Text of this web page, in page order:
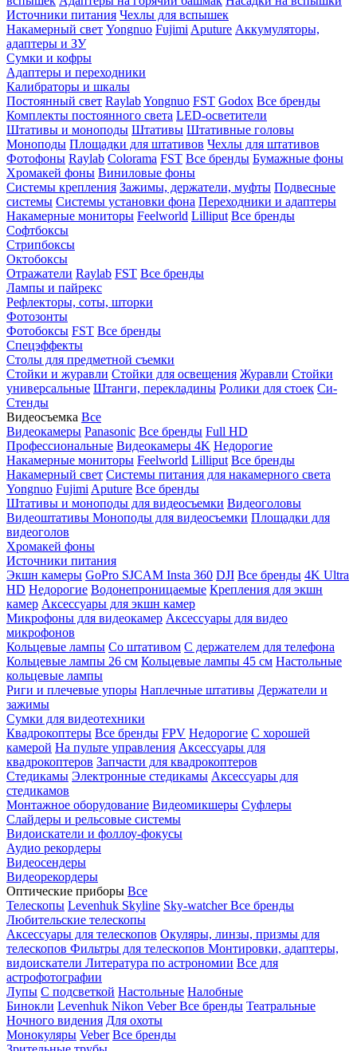
Источники питания Чехлы для вспышек
Накамерный свет Yongnuo Fujimi Aputure Аккумуляторы,
адаптеры и ЗУ
Сумки и кофры
Адаптеры и переходники
Калибраторы и шкалы
Постоянный свет RaylabYongnuo FST Godox Все бренды
Комплекты постоянного света LED-осветители
Штативы и моноподы Штативы Штативные головы
Моноподы Площадки для штативов Чехлы для штативов
Фотофоны Raylab Colorama FST Все бренды Бумажные фоны
Хромакей фоны Виниловые фоны
Системы крепления Зажимы, держатели, муфты Подвесные
системы Системы установки фона Переходники и адаптеры
Накамерные мониторы Feelworld Lilliput Все бренды
Софтбоксы
Стрипбоксы
Октобоксы
Отражатели Raylab FST Все бренды
Лампы и пайрекс
Рефлекторы, соты, шторки
Фотозонты
Фотобоксы FST Все бренды
Спецэффекты
Столы для предметной съемки
Стойки и журавли Стойки для освещения Журавли Стойки
универсальные Штанги, перекладины Ролики для стоек Си-
Стенды
Видеосъемка Все
Видеокамеры Panasonic Все бренды Full HD
Профессиональные Видеокамеры 4K Недорогие
Накамерные мониторы Feelworld Lilliput Все бренды
Накамерный свет Системы питания для накамерного света
Yongnuo Fujimi Aputure Все бренды
Штативы и моноподы для видеосъемки Видеоголовы
Видеоштативы Моноподы для видеосъемки Площадки для
видеоголов
Хромакей фоны
Источники питания
Экшн камеры GoPro SJCAM Insta 360 DJI Все бренды 4K Ultra
HD Недорогие Водонепроницаемые Крепления для экшн
камер Аксессуары для экшн камер
Микрофоны для видеокамер Аксессуары для видео
микрофонов
Кольцевые лампы Со штативом C держателем для телефона
Кольцевые лампы 26 см Кольцевые лампы 45 см Настольные
кольцевые лампы
Риги и плечевые упоры Наплечные штативы Держатели и
зажимы
Сумки для видеотехники
Квадрокоптеры Все бренды FPV Недорогие С хорошей
камерой На пульте управления Аксессуары для
квадрокоптеров Запчасти для квадрокоптеров
Стедикамы Электронные стедикамы Аксессуары для
стедикамов
Монтажное оборудование Видеомикшеры Суфлеры
Слайдеры и рельсовые системы
Видоискатели и фоллоу-фокусы
Аудио рекордеры
Видеосендеры
Видеорекордеры
Оптические приборы Все
Телескопы Levenhuk Skyline Sky-watcherВсе бренды
Любительские телескопы
Аксессуары для телескопов Окуляры, линзы, призмы для
телескопов Фильтры для телескопов Монтировки, адаптеры,
видоискатели Литература по астрономии Все для
астрофотографии
Лупы С подсветкой Настольные Налобные
Бинокли Levenhuk Nikon VeberВсе бренды Театральные
Ночного видения Для охоты
Монокуляры Veber Все бренды